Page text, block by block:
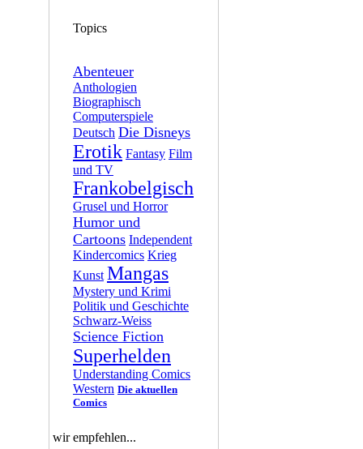
Topics
Abenteuer
Anthologien
Biographisch
Computerspiele
Deutsch Die Disneys
Erotik Fantasy Film
und TV
Frankobelgisch
Grusel und Horror
Humor und
Cartoons Independent
Kindercomics Krieg
Kunst Mangas
Mystery und Krimi
Politik und Geschichte
Schwarz-Weiss
Science Fiction
Superhelden
Understanding Comics
Western Die aktuellen
Comics
wir empfehlen...